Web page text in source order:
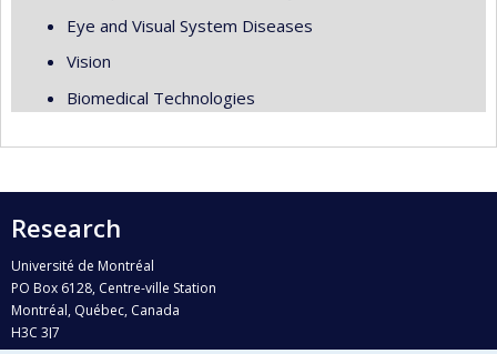
Eye and Visual System Diseases
Vision
Biomedical Technologies
Research
Université de Montréal
PO Box 6128, Centre-ville Station
Montréal, Québec, Canada
H3C 3J7